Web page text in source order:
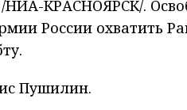
КРАСНОЯРСК/.
России охватить
Пушилин.